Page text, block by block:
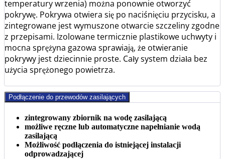
temperatury wrzenia) można ponownie otworzyć
pokrywę. Pokrywa otwiera się po naciśnięciu przycisku, a
zintegrowane jest wymuszone otwarcie szczeliny zgodne
z przepisami. Izolowane termicznie plastikowe uchwyty i
mocna sprężyna gazowa sprawiają, że otwieranie
pokrywy jest dziecinnie proste. Cały system działa bez
użycia sprężonego powietrza.
Podłączenie do przewodów zasilających
zintegrowany zbiornik na wodę zasilającą
możliwe ręczne lub automatyczne napełnianie wodą
zasilającą
Możliwość podłączenia do istniejącej instalacji
odprowadzającej